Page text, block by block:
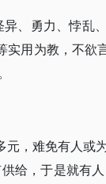
、勇力、悖乱
用为教，不欲
元，难免有人或
给，于是就有